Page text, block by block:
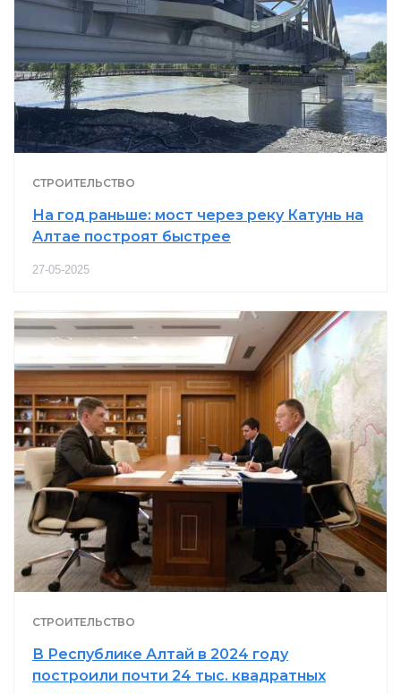
СТРОИТЕЛЬСТВО
На год раньше: мост через реку Катунь на
Алтае построят быстрее
27-05-2025
СТРОИТЕЛЬСТВО
В Республике Алтай в 2024 году
построили почти 24 тыс. квадратных